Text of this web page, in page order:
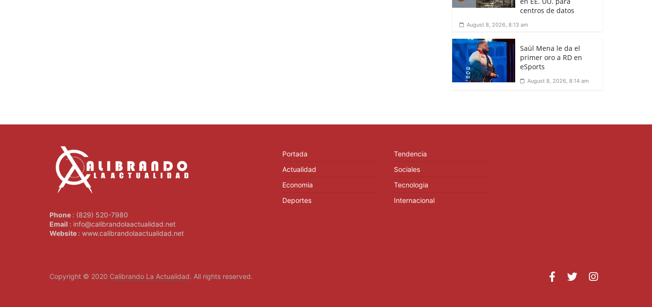
centros de datos
August 8, 2026, 8:13 am
Saúl Mena le da el
primer oro a RD en
eSports
August 8, 2026, 8:14 am
Phone : (829) 520-7980
Email : info@calibrandolaactualidad.net
Website : www.calibrandolaactualidad.net
Portada
Actualidad
Economia
Deportes
Tendencia
Sociales
Tecnologia
Internacional
Copyright © 2020 Calibrando La Actualidad. All rights reserved.